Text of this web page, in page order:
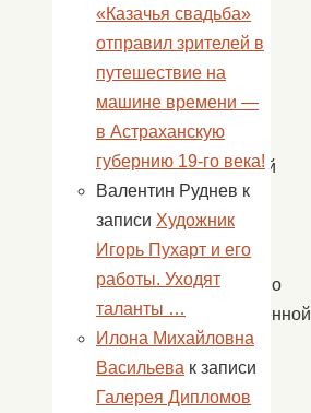
район
своим
музеем
двух
культур:
казахской
и
русской.
В
прекрасно
оформленной
комнате
с
одной
«Казачья свадьба»
отправил зрителей в
путешествие на
машине времени —
в Астраханскую
губернию 19-го века!
Валентин Руднев к
записи Художник
Игорь Пухарт и его
работы. Уходят
таланты …
Илона Михайловна
Васильева к записи
Галерея Дипломов